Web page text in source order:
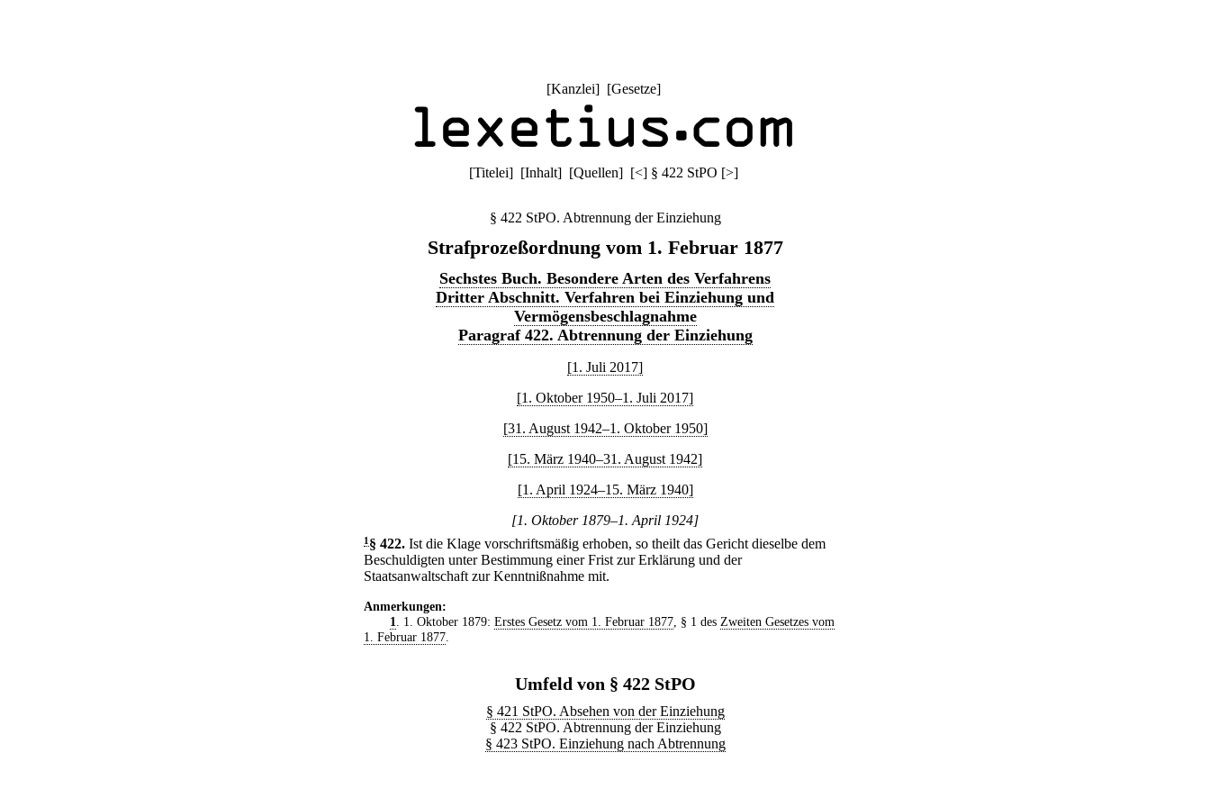
[Kanzlei] [Gesetze]
[Titelei] [Inhalt] [Quellen] [<] § 422 StPO [>]
§ 422 StPO. Abtrennung der Einziehung
Strafprozeßordnung vom 1. Februar 1877
Sechstes Buch. Besondere Arten des Verfahrens
Dritter Abschnitt. Verfahren bei Einziehung und
Vermögensbeschlagnahme
Paragraf 422. Abtrennung der Einziehung
[1. Juli 2017]
[1. Oktober 1950–1. Juli 2017]
[31. August 1942–1. Oktober 1950]
[15. März 1940–31. August 1942]
[1. April 1924–15. März 1940]
[1. Oktober 1879–1. April 1924]
1 § 422. Ist die Klage vorschriftsmäßig erhoben, so theilt das Gericht dieselbe dem
Beschuldigten unter Bestimmung einer Frist zur Erklärung und der
Staatsanwaltschaft zur Kenntnißnahme mit.
Anmerkungen:
1
. 1. Oktober 1879: Erstes Gesetz vom 1. Februar 1877, § 1 des Zweiten Gesetzes vom
1. Februar 1877
Umfeld von § 422 StPO
§ 421 StPO. Absehen von der Einziehung
§ 422 StPO. Abtrennung der Einziehung
§ 423 StPO. Einziehung nach Abtrennung